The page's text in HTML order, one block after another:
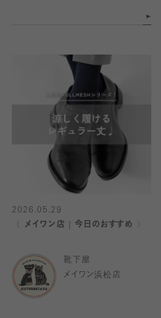
2026.05.29
〈 メイワン店｜今日のおすすめ 〉
靴下屋
メイワン浜松店